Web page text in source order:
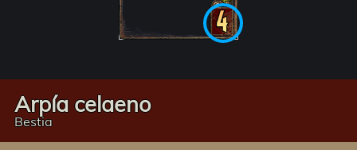
Arpía celaeno
Bestia